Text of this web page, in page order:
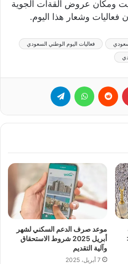
ومكان عروض القةات الجوية
فعاليات وشعار هذا اليوم.
فعاليات اليوم الوطني السعودي
موعد صرف الدعم السكني لشهر
أبريل 2025 شروط الاستحقاق
وآلية التقديم
7 أبريل، 2025